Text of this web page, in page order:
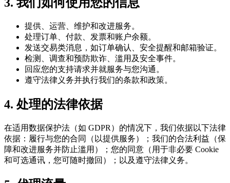
3. 我们如何使用您的信息
提供、运营、维护和改进服务。
处理订单、付款、发票和账户余额。
发送交易类消息，如订单确认、安全提醒和邮箱验证。
检测、调查和预防欺诈、滥用及安全事件。
回应您的支持请求并就服务与您沟通。
遵守法律义务并执行我们的条款和政策。
4. 处理的法律依据
在适用数据保护法（如 GDPR）的情况下，我们依据以下法律
依据：履行与您的合同（以提供服务）；我们的合法利益（保
障和改进服务并防止滥用）；您的同意（用于非必要 Cookie
和可选通讯，您可随时撤回）；以及遵守法律义务。